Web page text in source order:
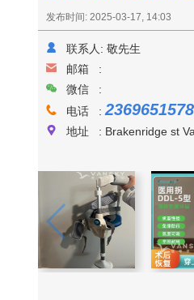
发布时间: 2025-03-17, 14:03
联系人: 敬先生
邮箱 :
微信 :
电话 : 2369651578
地址 : Brakenridge st